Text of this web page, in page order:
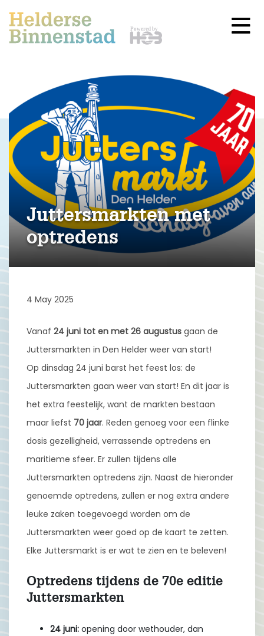
Juttersmarkten met
optredens
4 May 2025
Vanaf 24 juni tot en met 26 augustus gaan de
Juttersmarkten in Den Helder weer van start!
Op dinsdag 24 juni barst het feest los: de
Juttersmarkten gaan weer van start! En dit jaar is
het extra feestelijk, want de markten bestaan
maar liefst 70 jaar. Reden genoeg voor een flinke
dosis gezelligheid, verrassende optredens en
maritieme sfeer. Er zullen tijdens alle
Juttersmarkten optredens zijn. Naast de hieronder
genoemde optredens, zullen er nog extra andere
leuke zaken toegevoegd worden om de
Juttersmarkten weer goed op de kaart te zetten.
Elke Juttersmarkt is er wat te zien en te beleven!
Optredens tijdens de 70e editie
Juttersmarkten
24 juni: opening door wethouder, dan